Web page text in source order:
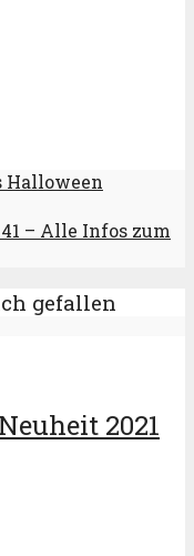
Halloween
– Alle Infos zum
gefallen
2021